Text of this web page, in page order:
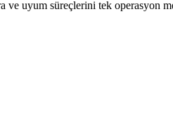
ve uyum süreçlerini tek operasyon